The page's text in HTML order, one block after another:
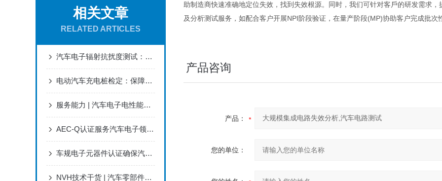
相关文章
RELATED ARTICLES
汽车电子辐射抗扰度测试：从零部件到整车级别
电动汽车充电桩检定：保障安全充电从正确检定开始
服务能力 | 汽车电子电性能测试
AEC-Q认证服务汽车电子领域信赖基石
车规电子元器件认证确保汽车安全与性能的关键环节
NVH技术干货 | 汽车零部件调制音问题分析研究
助制造商快速准确地定位失效，找到失效根源。同时，我们可针对客⼾的研发需求，
及分析测试服务，如配合客户开展NPI阶段验证，在量产阶段(MP)协助客 户完成批次
产品咨询
产品：
您的单位：